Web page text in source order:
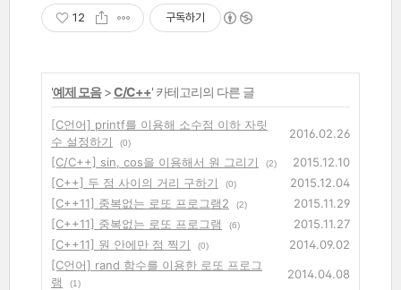
12 구독하기
'예제 모음>C/C++' 카테고리의 다른 글
[C언어] printf를 이용해 소수점 이하 자릿
수 설정하기
(0)
2016.02.26
[C/C++] sin, cos을 이용해서 원 그리기
(2)
2015.12.10
[C++] 두 점 사이의 거리 구하기
(0)
2015.12.04
[C++11] 중복없는 로또 프로그램2
(2)
2015.11.29
[C++11] 중복없는 로또 프로그램
(6)
2015.11.27
[C++11] 원 안에만 점 찍기
(0)
2014.09.02
[C언어] rand 함수를 이용한 로또 프로그
램
(1)
2014.04.08